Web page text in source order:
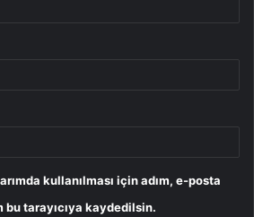
kullanılması için adım, e-posta
tarayıcıya kaydedilsin.